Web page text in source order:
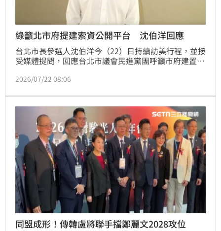
綠籲北市府提建索資公開平台 沈伯洋回應
台北市長參選人沈伯洋今（22）日持續訪美行程，並接
受媒體提問，回應台北市議會民進黨團呼籲市府建置
規劃。沈伯洋表示，對於議會黨團討論的公開透明方
市民更容易參與、監督市政，也能減輕公務人員反覆整
理資料的負擔。
2026/07/22 08:06
同盟成形！傳韓盧將聯手擋鄭麗文2028攻位